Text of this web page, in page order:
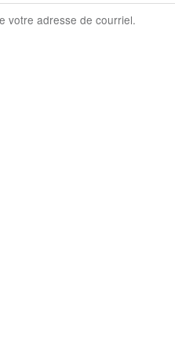
votre adresse de courriel.